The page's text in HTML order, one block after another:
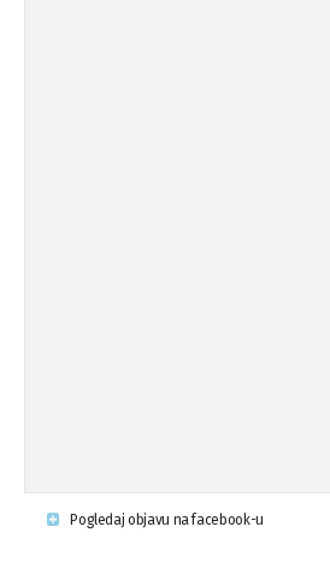
Pogledaj objavu na facebook-u